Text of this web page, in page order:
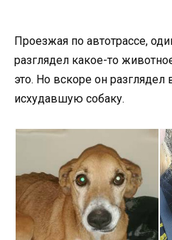
Проезжая по автотрассе,
разглядел какое-то
это. Но вскоре он
исхудавшую собаку.